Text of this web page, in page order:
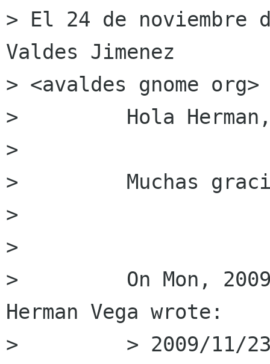
> El 24 de noviembre
Valdes Jimenez
> <avaldes gnome
>         Hola
>
>         Muchas
>
>
>         On Mon,
Herman Vega wrote:
>         > 2009/11/23